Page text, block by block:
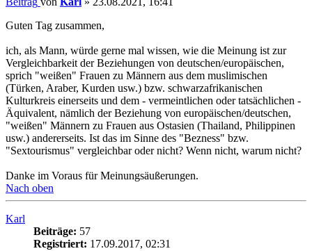
Guten Tag zusammen,
ich, als Mann, würde gerne mal wissen, wie die Meinung ist zur
Vergleichbarkeit der Beziehungen von deutschen/europäischen,
sprich "weißen" Frauen zu Männern aus dem muslimischen
(Türken, Araber, Kurden usw.) bzw. schwarzafrikanischen
Kulturkreis einerseits und dem - vermeintlichen oder tatsächlichen -
Äquivalent, nämlich der Beziehung von europäischen/deutschen,
"weißen" Männern zu Frauen aus Ostasien (Thailand, Philippinen
usw.) andererseits. Ist das im Sinne des "Bezness" bzw.
"Sextourismus" vergleichbar oder nicht? Wenn nicht, warum nicht?
Danke im Voraus für Meinungsäußerungen.
Nach oben
Karl
Beiträge: 57
Registriert: 17.09.2017, 02:31